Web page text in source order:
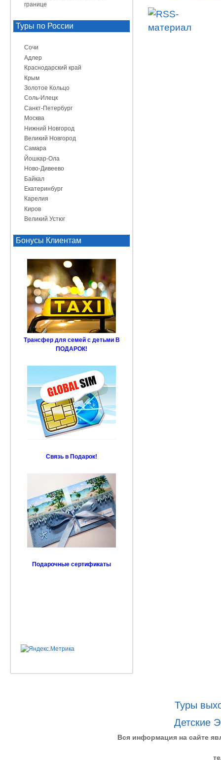
границе
Туры по России
Сочи
Адлер
Краснодарский край
Крым
Золотое Кольцо
Соль-Илецк
Санкт-Петербург
Москва
Нижний Новгород
Великий Новгород
Самара
Йошкар-Ола
Ново-Дивеево
Байкал
Екатеринбург
Карелия
Киров
Великий Устюг
Бонусы Клиентам
Трансфер для семей с детьми В
ПОДАРОК!
Связь в Подарок!
Подарочные сертификаты
Туры
Детские
Вся информация на сайте